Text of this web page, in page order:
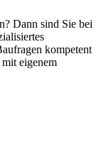
Dann sind Sie bei
kompetent
eigenem